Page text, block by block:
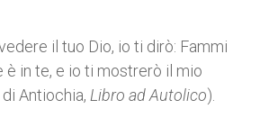
il tuo Dio, io ti dirò: Fammi
è in te, e io ti mostrerò il mio
di Antiochia, Libro ad Autolico).